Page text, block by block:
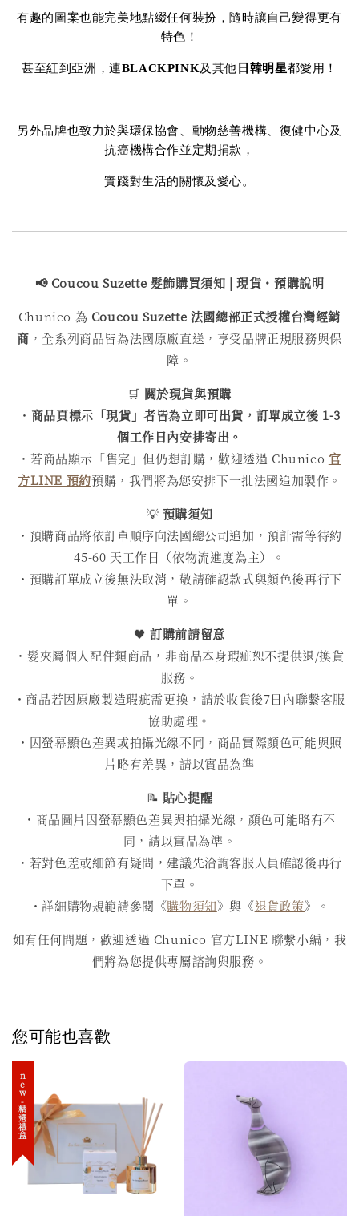
有趣的圖案也能完美地點綴任何裝扮，隨時讓自己變得更有
特色！
甚至紅到亞洲，連BLACKPINK及其他 日韓明星都愛用！
另外品牌也致力於與環保協會、動物慈善機構、復健中心及
抗癌機構合作並定期捐款，
實踐對生活的關懷及愛心。
📢 Coucou Suzette 髮飾購買須知 | 現貨・預購說明
Chunico 為 Coucou Suzette 法國總部正式授權台灣經銷
商 ，全系列商品皆為法國原廠直送，享受品牌正規服務與保
障。
🛒 關於現貨與預購
・ 商品頁標示「現貨」者皆為立即可出貨，訂單成立後 1-3
個工作日內安排寄出。
・若商品顯示「售完」但仍想訂購，歡迎透過 Chunico 官
方LINE 預約預購，我們將為您安排下一批法國追加製作。
💡 預購須知
・預購商品將依訂單順序向法國總公司追加，預計需等待約
45-60 天工作日（依物流進度為主）。
・預購訂單成立後無法取消，敬請確認款式與顏色後再行下
單。
🖤訂購前請留意
・髮夾屬個人配件類商品，非商品本身瑕疵恕不提供退/換貨
服務。
・商品若因原廠製造瑕疵需更換，請於收貨後7日內聯繫客服
協助處理。
・因螢幕顯色差異或拍攝光線不同，商品實際顏色可能與照
片略有差異，請以實品為準
📝 貼心提醒
・商品圖片因螢幕顯色差異與拍攝光線，顏色可能略有不
同，請以實品為準。
・若對色差或細節有疑問，建議先洽詢客服人員確認後再行
下單。
・詳細購物規範請參閱《購物須知》與《退貨政策》。
如有任何問題，歡迎透過 Chunico 官方LINE 聯繫小編，我
們將為您提供專屬諮詢與服務。
您可能也喜歡
new-精選禮盒